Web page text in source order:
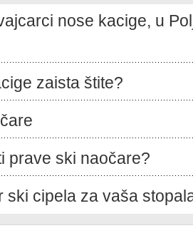
nose kacige, u
zaista štite?
prave ski naočare?
ski cipela za vaša